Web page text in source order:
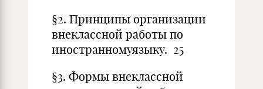
§2. Принципы организации
внеклассной работы по
иностранномуязыку. 25
§3. Формы внеклассной